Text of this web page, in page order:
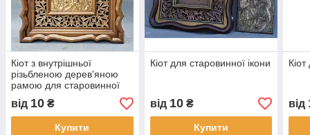
Кіот з внутрішньої
різьбленою дерев'яною
рамою для старовинної
ікони в окладі
від 10 ₴
Купити
Кіот для старовинної ікони
від 10₴
Купити
від